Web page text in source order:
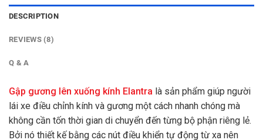
DESCRIPTION
REVIEWS (8)
Q & A
Gập gương lên xuống kính Elantra là sản phẩm giúp người
lái xe điều chỉnh kính và gương một cách nhanh chóng mà
không cần tốn thời gian di chuyển đến từng bộ phận riêng lẻ.
Bởi nó thiết kế bằng các nút điều khiển tự động từ xa nên